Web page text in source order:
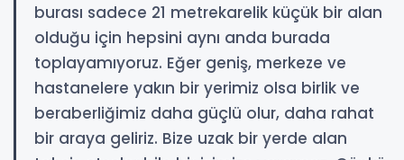
burası sadece 21 metrekarelik küçük bir alan
olduğu için hepsini aynı anda burada
toplayamıyoruz. Eğer geniş, merkeze ve
hastanelere yakın bir yerimiz olsa birlik ve
beraberliğimiz daha güçlü olur, daha rahat
bir araya geliriz. Bize uzak bir yerde alan